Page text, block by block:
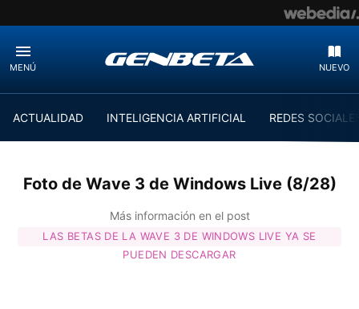
MENÚ NUEVO
ACTUALIDAD INTELIGENCIA ARTIFICIAL REDES
Foto de Wave 3 de Windows Live (8/28)
Más información en el post
LAS BETAS DE LA WAVE 3 DE WINDOWS LIVE YA SE
PUEDEN DESCARGAR